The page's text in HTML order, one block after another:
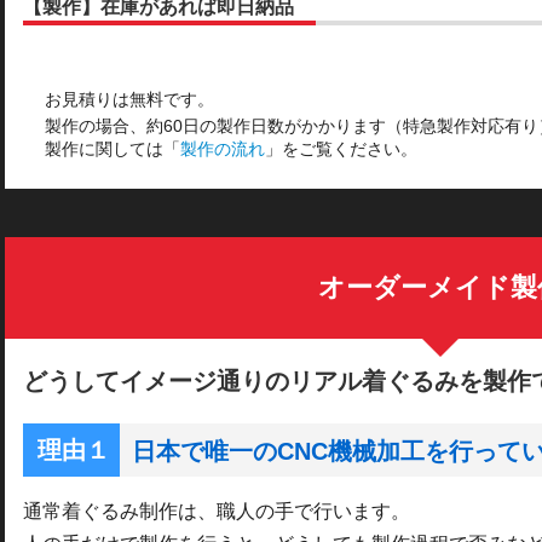
【製作】在庫があれば即日納品
お見積りは無料です。
製作の場合、約60日の製作日数がかかります（特急製作対応有り
製作に関しては「製作の流れ 」をご覧ください。
オーダーメイド製
どうしてイメージ通りのリアル着ぐるみを製作
日本で唯一のCNC機械加工を行って
通常着ぐるみ制作は、職人の手で行います。